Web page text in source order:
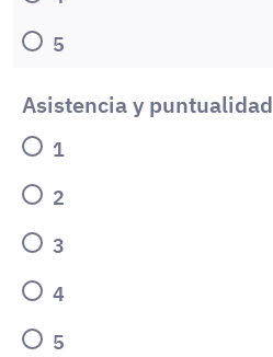
5
Asistencia y puntualidad
1
2
3
4
5